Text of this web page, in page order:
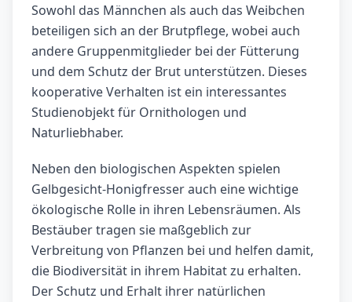
Sowohl das Männchen als auch das Weibchen
beteiligen sich an der Brutpflege, wobei auch
andere Gruppenmitglieder bei der Fütterung
und dem Schutz der Brut unterstützen. Dieses
kooperative Verhalten ist ein interessantes
Studienobjekt für Ornithologen und
Naturliebhaber.
Neben den biologischen Aspekten spielen
Gelbgesicht-Honigfresser auch eine wichtige
ökologische Rolle in ihren Lebensräumen. Als
Bestäuber tragen sie maßgeblich zur
Verbreitung von Pflanzen bei und helfen damit,
die Biodiversität in ihrem Habitat zu erhalten.
Der Schutz und Erhalt ihrer natürlichen